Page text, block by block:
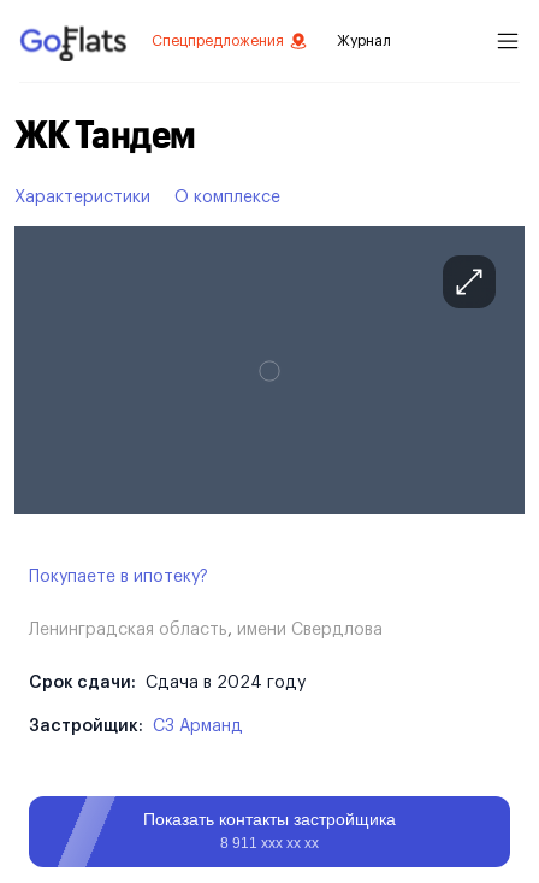
Спецпредложения Журнал
ЖК Тандем
Характеристики О комплексе
Покупаете в ипотеку?
Ленинградская область, имени Свердлова
Срок сдачи: Сдача в 2024 году
Застройщик: СЗ Арманд
Показать контакты застройщика
8 911 ххх хх хх